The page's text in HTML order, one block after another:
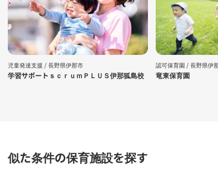
児童発達支援 /長野県伊那市
学習サポートｓｃｒｕｍＰＬＵＳ伊那狐島校
認可保育園 /長野県伊
竜東保育園
似た条件の保育施設を探す